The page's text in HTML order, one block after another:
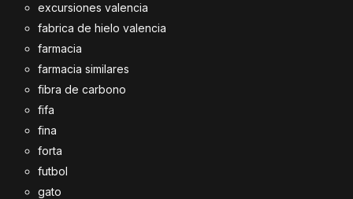
excursiones valencia
fabrica de hielo valencia
farmacia
farmacia similares
fibra de carbono
fifa
fina
forta
futbol
gato